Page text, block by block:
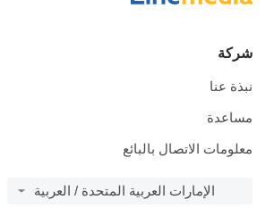
شركة
نبذة عنا
مساعدة
معلومات الاتصال بالبائع
الإمارات العربية المتحدة / العربية